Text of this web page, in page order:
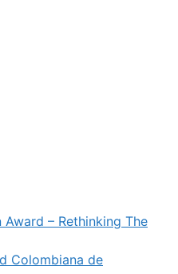
Award – Rethinking The
Colombiana de